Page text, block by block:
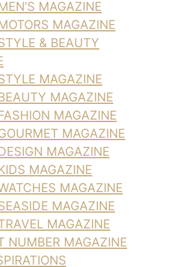
MAGAZINE
MAGAZINE
& BEAUTY
MAGAZINE
MAGAZINE
MAGAZINE
MAGAZINE
MAGAZINE
MAGAZINE
MAGAZINE
MAGAZINE
MAGAZINE
NUMBER MAGAZINE